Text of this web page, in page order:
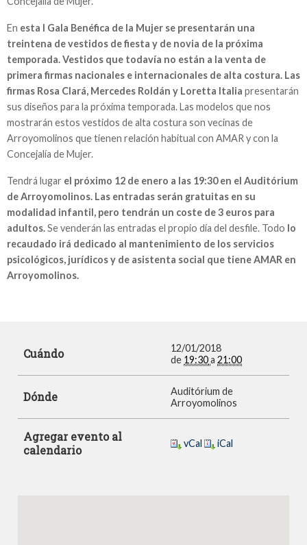
En esta I Gala Benéfica de la Mujer se presentarán una
treintena de vestidos de fiesta y de novia de la próxima
temporada. Vestidos que todavía no están a la venta de
primera firmas nacionales e internacionales de alta costura. Las
firmas Rosa Clará, Mercedes Roldán y Loretta Italia presentarán
sus diseños para la próxima temporada. Las modelos que nos
mostrarán estos vestidos de alta costura son vecinas de
Arroyomolinos que tienen relación habitual con AMAR y con la
Concejalía de Mujer.
Tendrá lugar el próximo 12 de enero a las 19:30 en el Auditórium
de Arroyomolinos. Las entradas serán gratuitas en su
modalidad infantil, pero tendrán un coste de 3 euros para
adultos.Se venderán las entradas el propio día del desfile. Todo lo
recaudado irá dedicado al mantenimiento de los servicios
psicológicos, jurídicos y de asistenta social que tiene AMAR en
Arroyomolinos.
Cuándo
12/01/2018
de 19:30a21:00
Dónde
Auditórium de
Arroyomolinos
Agregar evento al
calendario
vCal iCal